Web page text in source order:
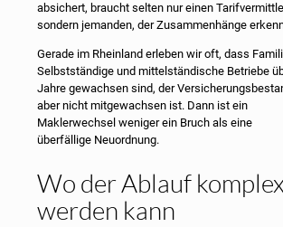
absichert, braucht selten nur einen
sondern jemanden, der Zusammenhänge
Gerade im Rheinland erleben wir oft, dass
Selbstständige und mittelständische Betriebe
Jahre gewachsen sind, der
aber nicht mitgewachsen ist. Dann ist ein
Maklerwechsel weniger ein Bruch als eine
überfällige Neuordnung.
Wo der Ablauf
werden kann